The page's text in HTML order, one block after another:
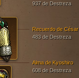
Recuerdo de César
483 de Destreza
Alma de Kyoshiro
608 de Destreza
937 de Destreza